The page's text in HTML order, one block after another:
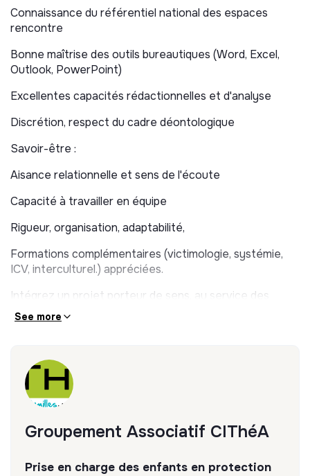
suivis avec les familles dans le cadre des Visites en
présence d'un tiers
Participer aux synthèses avec les partenaires
Rédiger les notes cliniques, rapports nécessaires au
suivi des situations.
Travail en équipe et dynamique institutionnelle
Participation active aux réunions d'équipe et à la
Respect des délais de rédaction et contribution à la
structuration des process internes.
Appui au développement des compétences de l'équipe
(retours d'expérience, propositions de formation, etc.).
Connaissance du référentiel national des espaces
rencontre
Bonne maîtrise des outils bureautiques (Word, Excel,
Outlook, PowerPoint)
Excellentes capacités rédactionnelles et d'analyse
Discrétion, respect du cadre déontologique
Savoir-être :
Aisance relationnelle et sens de l'écoute
Capacité à travailler en équipe
Rigueur, organisation, adaptabilité,
Formations complémentaires (victimologie, systémie,
ICV, interculturel.) appréciées.
Intégrez un projet porteur de sens, au service des
familles et du lien parent-enfant.
See more
Groupement Associatif CIThéA
Prise en charge des enfants en protection